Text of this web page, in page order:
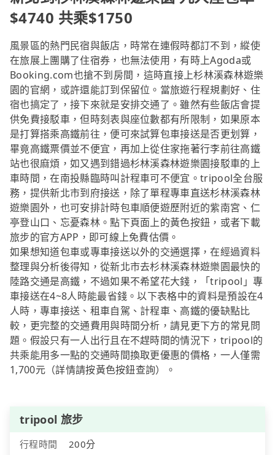
$4740 共乘$1750
風景區的熱門民宿與飯店，時常在連假時都訂不到，縱使
在旅展上團購了住宿券，也無法使用，有時上Agoda或
Booking.com也搶不到房間，這時直接上杉林溪森林遊樂
園的官網，或許還能訂到保留位。當旅遊行程規劃好、住
宿也搞定了，接下來就是安排交通了。雖然有些飯店會提
供免費接駁車，但時刻表與座位數都有所限制，如果原本
是打算搭乘高鐵前往，便可來試算包車接送是否更划算，
畢竟高鐵票價並不便宜，再加上從住家拖著行李前往高鐵
站也很麻煩，如又遇到錯過杉林溪森林遊樂園接駁車的上
車時間，在南投縣臨時叫計程車可不便宜。tripool全台服
務，提供新北市到府接送，除了單程專車直送杉林溪森林
遊樂園外，也可安排計時包車順便遊歷附近的紫南宮、仁
亭登山口、忘憂森林。點下頁面上的黃色按鈕，或者下載
旅步的官方APP，即可線上免費估價。
如果想知道包車或專車接送以外的交通選擇，在經過資料
整理與分析後得知，從新北市去杉林溪森林遊樂園最快的
陸路交通是高鐵，不過如果不希望花大錢，「tripool」專
車接送在4~8人時能最省錢。以下表格中的資料是預設在4
人時，專車接送、租車自駕、計程車、高鐵的優缺點比
較，更完整的交通費用與時間分析，請見更下方的常見問
題。假設只有一人出行且在不趕時間的情況下，tripool的
共乘能用多一點的交通時間換取更優惠的價格，一人僅需
1,700元（詳情請按黃色按鈕查詢）。
tripool 旅步
行程時間
200分